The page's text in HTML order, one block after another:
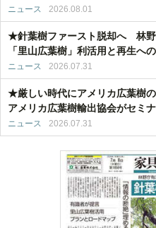
ニュース 2026.08.01
★針葉樹ファースト脱却へ 林野
「里山広葉樹」利活用と再生へ
ニュース 2026.07.31
★厳しい時代にアメリカ広葉樹
アメリカ広葉樹輸出協会がセミ
ニュース 2026.07.31